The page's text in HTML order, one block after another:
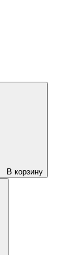
В корзину